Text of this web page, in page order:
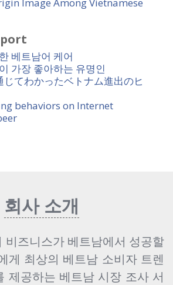
베트남어 케어
가장 좋아하는 유명인
てわかったベトナム進出のヒ
behaviors on Internet
회사 소개
비즈니스가 베트남에서 성공할
게 최상의 베트남 소비자 트렌
제공하는 베트남 시장 조사 서